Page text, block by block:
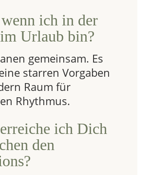
ich in der
Urlaub bin?
gemeinsam. Es
starren Vorgaben
Raum für
Rhythmus.
ich Dich
den